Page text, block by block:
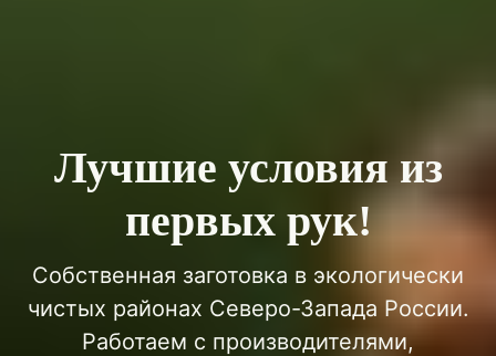
Лучшие условия из
первых рук!
Собственная заготовка в экологически
чистых районах Северо-Запада России.
Работаем с производителями,